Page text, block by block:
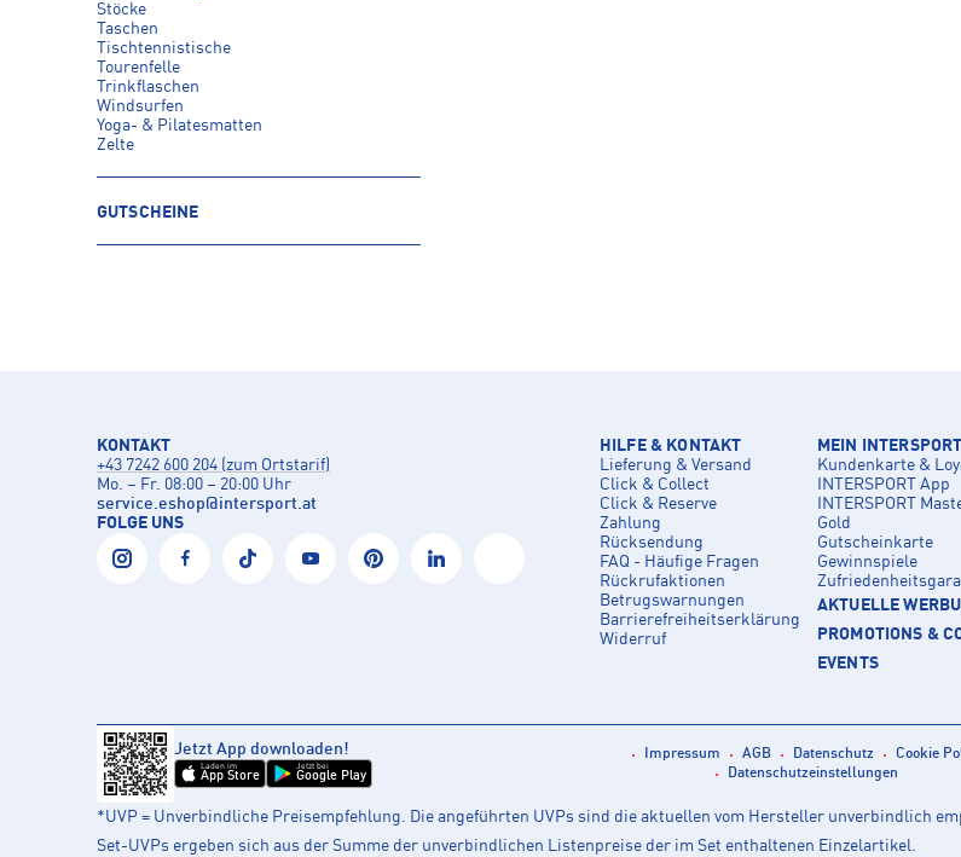
Stöcke
Taschen
Tischtennistische
Tourenfelle
Trinkflaschen
Windsurfen
Yoga- & Pilatesmatten
Zelte
GUTSCHEINE
KONTAKT
+43 7242 600 204 (zum Ortstarif)
Mo. – Fr. 08:00 – 20:00 Uhr
service.eshop@intersport.at
FOLGE UNS
HILFE & KONTAKT
Lieferung & Versand
Click & Collect
Click & Reserve
Zahlung
Rücksendung
FAQ - Häufige Fragen
Rückrufaktionen
Betrugswarnungen
Barrierefreiheitserklärung
Widerruf
MEIN INTERSPORT
Kundenkarte &
INTERSPORT App
INTERSPORT
Gold
Gutscheinkarte
Gewinnspiele
AKTUELLE
PROMOTIONS &
EVENTS
Jetzt App downloaden!
Laden im
App Store
Jetzt bei
Google Play
Impressum AGB Datenschutz
Cookie
Datenschutzeinstellungen
*UVP = Unverbindliche Preisempfehlung. Die angeführten UVPs sind die aktuellen vom Hersteller unverbindlich
Set-UVPs ergeben sich aus der Summe der unverbindlichen Listenpreise der im Set enthaltenen Einzelartikel.